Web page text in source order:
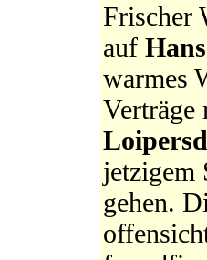
Frischer
auf
warmes
jetzigem
gehen.